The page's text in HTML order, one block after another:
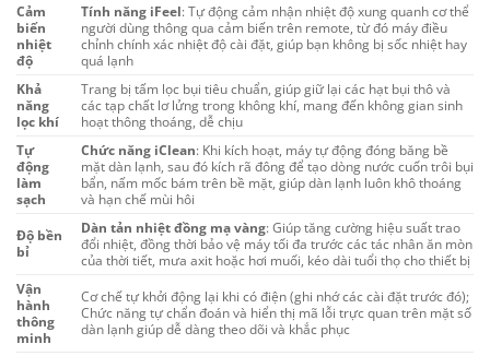
Cảm
biến
nhiệt
độ
Tính năng iFeel: Tự động cảm nhận nhiệt độ xung quanh cơ thể
người dùng thông qua cảm biến trên remote, từ đó máy điều
chỉnh chính xác nhiệt độ cài đặt, giúp bạn không bị sốc nhiệt hay
quá lạnh
Khả
năng
lọc khí
Trang bị tấm lọc bụi tiêu chuẩn, giúp giữ lại các hạt bụi thô và
các tạp chất lơ lửng trong không khí, mang đến không gian sinh
hoạt thông thoáng, dễ chịu
Tự
động
làm
sạch
Chức năng iClean: Khi kích hoạt, máy tự động đóng băng bề
mặt dàn lạnh, sau đó kích rã đông để tạo dòng nước cuốn trôi bụi
bẩn, nấm mốc bám trên bề mặt, giúp dàn lạnh luôn khô thoáng
và hạn chế mùi hôi
Độ bền
bỉ
Dàn tản nhiệt đồng mạ vàng: Giúp tăng cường hiệu suất trao
đổi nhiệt, đồng thời bảo vệ máy tối đa trước các tác nhân ăn mòn
của thời tiết, mưa axit hoặc hơi muối, kéo dài tuổi thọ cho thiết bị
Vận
hành
thông
minh
Cơ chế tự khởi động lại khi có điện (ghi nhớ các cài đặt trước đó);
Chức năng tự chẩn đoán và hiển thị mã lỗi trực quan trên mặt số
dàn lạnh giúp dễ dàng theo dõi và khắc phục